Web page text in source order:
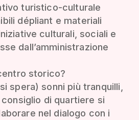
turistico-culturale
dépliant e materiali
culturali, sociali e
dall’amministrazione
storico?
spera) sonni più tranquilli,
di quartiere si
nel dialogo con i